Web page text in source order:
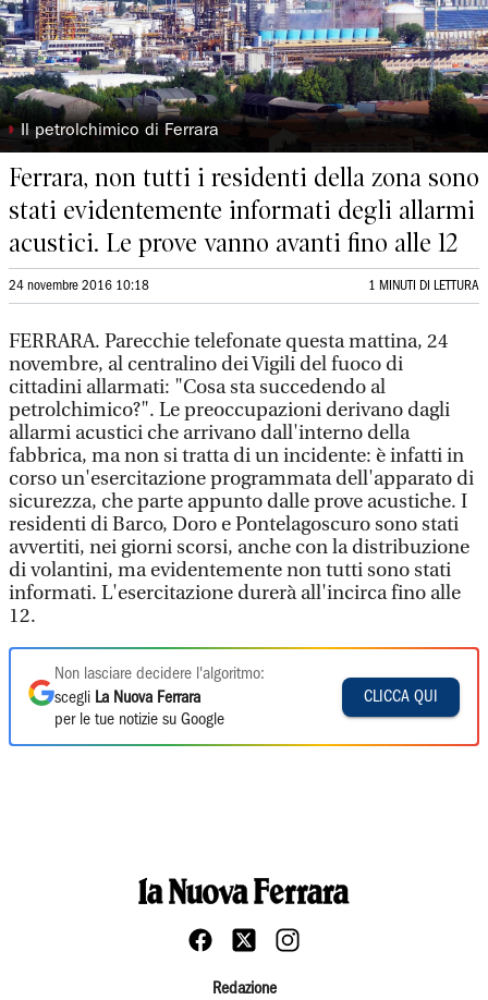
◗ Il petrolchimico di Ferrara
Ferrara, non tutti i residenti della zona sono
stati evidentemente informati degli allarmi
acustici. Le prove vanno avanti fino alle 12
24 novembre 2016 10:18 1 MINUTI DI LETTURA
FERRARA. Parecchie telefonate questa mattina, 24
novembre, al centralino dei Vigili del fuoco di
cittadini allarmati: "Cosa sta succedendo al
petrolchimico?". Le preoccupazioni derivano dagli
allarmi acustici che arrivano dall'interno della
fabbrica, ma non si tratta di un incidente: è infatti in
corso un'esercitazione programmata dell'apparato di
sicurezza, che parte appunto dalle prove acustiche. I
residenti di Barco, Doro e Pontelagoscuro sono stati
avvertiti, nei giorni scorsi, anche con la distribuzione
di volantini, ma evidentemente non tutti sono stati
informati. L'esercitazione durerà all'incirca fino alle
12.
Non lasciare decidere l'algoritmo:
scegli La Nuova Ferrara
per le tue notizie su Google
CLICCA QUI
Redazione